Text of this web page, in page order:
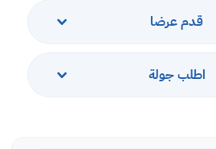
قدم عرضا
اطلب جولة
Available :